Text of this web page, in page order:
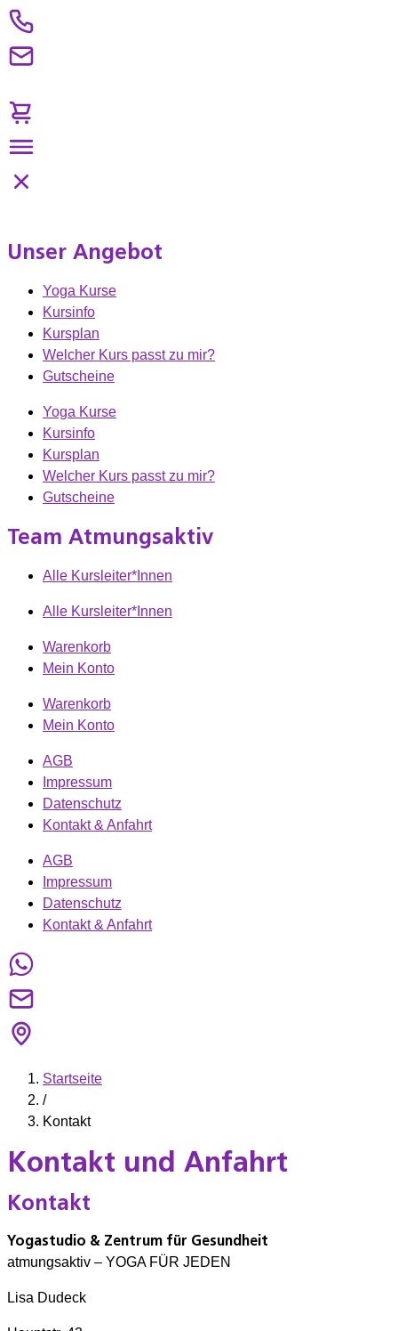
Unser Angebot
Yoga Kurse
Kursinfo
Kursplan
Welcher Kurs passt zu mir?
Gutscheine
Yoga Kurse
Kursinfo
Kursplan
Welcher Kurs passt zu mir?
Gutscheine
Team Atmungsaktiv
Alle Kursleiter*Innen
Alle Kursleiter*Innen
Warenkorb
Mein Konto
Warenkorb
Mein Konto
AGB
Impressum
Datenschutz
Kontakt & Anfahrt
AGB
Impressum
Datenschutz
Kontakt & Anfahrt
Startseite
/
Kontakt
Kontakt und Anfahrt
Kontakt
Yogastudio & Zentrum für Gesundheit
atmungsaktiv – YOGA FÜR JEDEN
Lisa Dudeck